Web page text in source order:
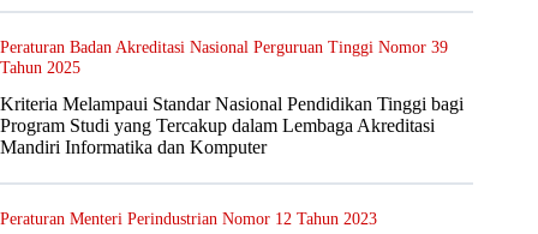
Peraturan Badan Akreditasi Nasional Perguruan Tinggi Nomor 39
Tahun 2025
Kriteria Melampaui Standar Nasional Pendidikan Tinggi bagi
Program Studi yang Tercakup dalam Lembaga Akreditasi
Mandiri Informatika dan Komputer
Peraturan Menteri Perindustrian Nomor 12 Tahun 2023